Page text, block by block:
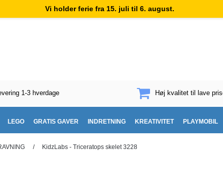
Vi holder ferie fra 15. juli til 6. august.
1-3 hverdage Høj kvalitet til lave
LEGO GRATIS GAVER INDRETNING KREATIVITET PLAYMOBIL
/ KidzLabs - Triceratops skelet 3228